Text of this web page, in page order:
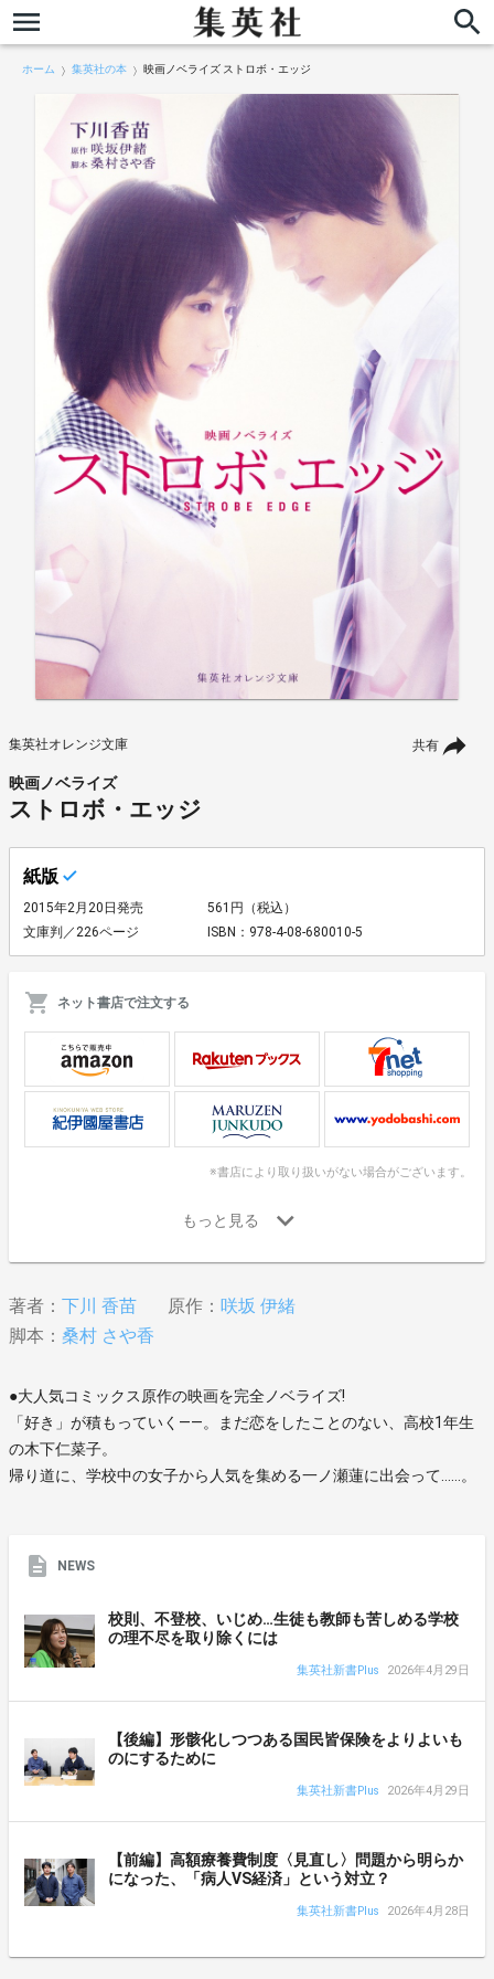
ホーム 集英社の本 映画ノベライズ ストロボ・エッジ
共有
集英社オレンジ文庫
映画ノベライズ
ストロボ・エッジ
紙版
2015年2月20日発売
561円（税込）
文庫判／226ページ
ISBN：978-4-08-680010-5
ネット書店で注文する
※書店により取り扱いがない場合がございます。
著者： 下川 香苗 原作： 咲坂 伊緒
脚本： 桑村 さや香
●大人気コミックス原作の映画を完全ノベライズ!
「好き」が積もっていく――。まだ恋をしたことのない、高校1年生
の木下仁菜子。
帰り道に、学校中の女子から人気を集める一ノ瀬蓮に出会って……。
NEWS
校則、不登校、いじめ…生徒も教師も苦しめる学校
の理不尽を取り除くには
集英社新書Plus 2026年4月29日
【後編】形骸化しつつある国民皆保険をよりよいも
のにするために
集英社新書Plus 2026年4月29日
【前編】高額療養費制度〈見直し〉問題から明らか
になった、「病人VS経済」という対立？
集英社新書Plus 2026年4月28日